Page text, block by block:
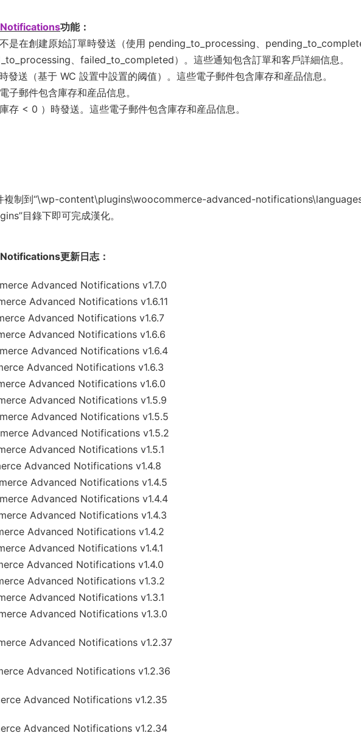
功能：
是在創建原始訂單時發送（使用 pending_to_processing、
、failed_to_completed）。這些通知包含訂單和客戶詳細信息。
送（基于 WC 設置中設置的阈值）。這些電子郵件包含庫存和産品信息。
子郵件包含庫存和産品信息。
存 < 0 ）時發送。這些電子郵件包含庫存和産品信息。
複制到“\wp-content\plugins\woocommerce-advanced-
目錄下即可完成漢化。
更新日志：
Advanced Notifications v1.7.0
Advanced Notifications v1.6.11
Advanced Notifications v1.6.7
Advanced Notifications v1.6.6
Advanced Notifications v1.6.4
Advanced Notifications v1.6.3
Advanced Notifications v1.6.0
Advanced Notifications v1.5.9
Advanced Notifications v1.5.5
Advanced Notifications v1.5.2
Advanced Notifications v1.5.1
Advanced Notifications v1.4.8
Advanced Notifications v1.4.5
Advanced Notifications v1.4.4
Advanced Notifications v1.4.3
Advanced Notifications v1.4.2
Advanced Notifications v1.4.1
Advanced Notifications v1.4.0
Advanced Notifications v1.3.2
Advanced Notifications v1.3.1
Advanced Notifications v1.3.0
Advanced Notifications v1.2.37
Advanced Notifications v1.2.36
Advanced Notifications v1.2.35
Advanced Notifications v1.2.34